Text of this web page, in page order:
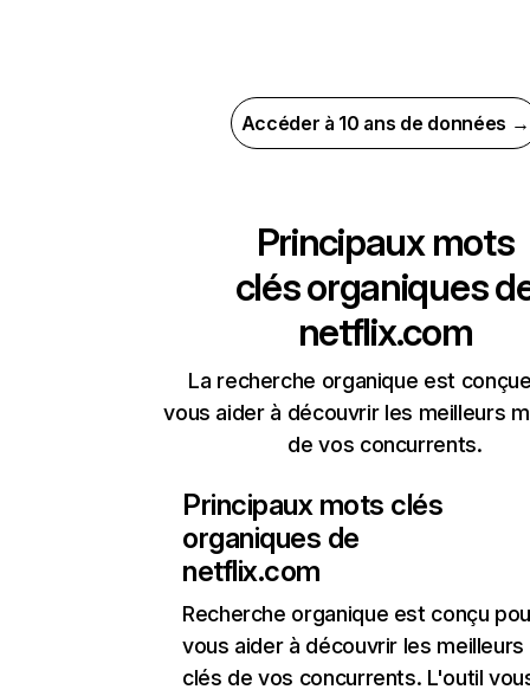
Accéder à 10 ans de données →
Principaux mots
clés organiques
netflix.com
La recherche organique est
vous aider à découvrir les meilleurs
de vos concurrents.
Principaux mots clés
organiques de
netflix.com
Recherche organique est conçu
vous aider à découvrir les
clés de vos concurrents. L'outil